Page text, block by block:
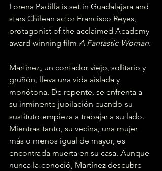
Lorena Padilla is set in Guadalajara and
stars Chilean actor Francisco Reyes,
protagonist of the acclaimed Academy
award-winning film A Fantastic Woman.
Martínez, un contador viejo, solitario y
gruñón, lleva una vida aislada y
monótona. De repente, se enfrenta a
su inminente jubilación cuando su
sustituto empieza a trabajar a su lado.
Mientras tanto, su vecina, una mujer
más o menos igual de mayor, es
encontrada muerta en su casa. Aunque
nunca la conoció, Martínez descubre